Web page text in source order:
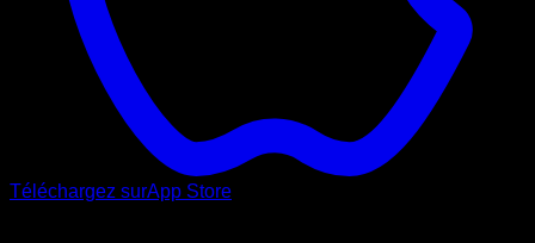
Téléchargez surApp Store